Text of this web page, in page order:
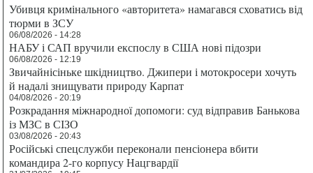
Убивця кримінального «авторитета» намагався сховатись від
тюрми в ЗСУ
06/08/2026 - 14:28
НАБУ і САП вручили експослу в США нові підозри
06/08/2026 - 12:19
Звичайнісіньке шкідництво. Джипери і мотокросери хочуть
й надалі знищувати природу Карпат
04/08/2026 - 20:19
Розкрадання міжнародної допомоги: суд відправив Банькова
із МЗС в СІЗО
03/08/2026 - 20:43
Російські спецслужби переконали пенсіонера вбити
командира 2-го корпусу Нацгвардії